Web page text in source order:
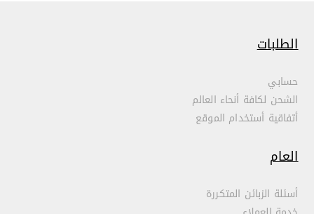
الطلبات
حسابي
الشحن لكافة أنحاء العالم
أتفاقية أستخدام الموقع
العام
أسئلة الزبائن المتكررة